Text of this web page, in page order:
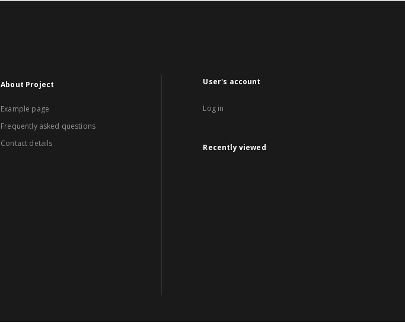
About Project
Example page
Frequently asked questions
Contact details
User's account
Log in
Recently viewed